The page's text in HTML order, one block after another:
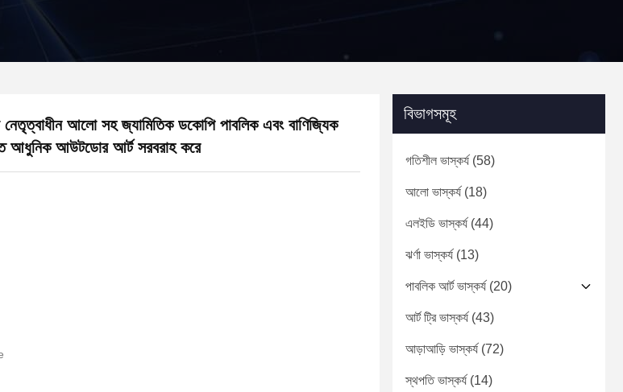
নেতৃত্বাধীন আলো সহ জ্যামিতিক ডকোপি পাবলিক এবং বাণিজ্যিক
আধুনিক আউটডোর আর্ট সরবরাহ করে
বিভাগসমূহ
গতিশীল ভাস্কর্য (58)
আলো ভাস্কর্য (18)
এলইডি ভাস্কর্য (44)
ঝর্ণা ভাস্কর্য (13)
পাবলিক আর্ট ভাস্কর্য (20)
আর্ট ট্রি ভাস্কর্য (43)
আড়াআড়ি ভাস্কর্য (72)
স্থপতি ভাস্কর্য (14)